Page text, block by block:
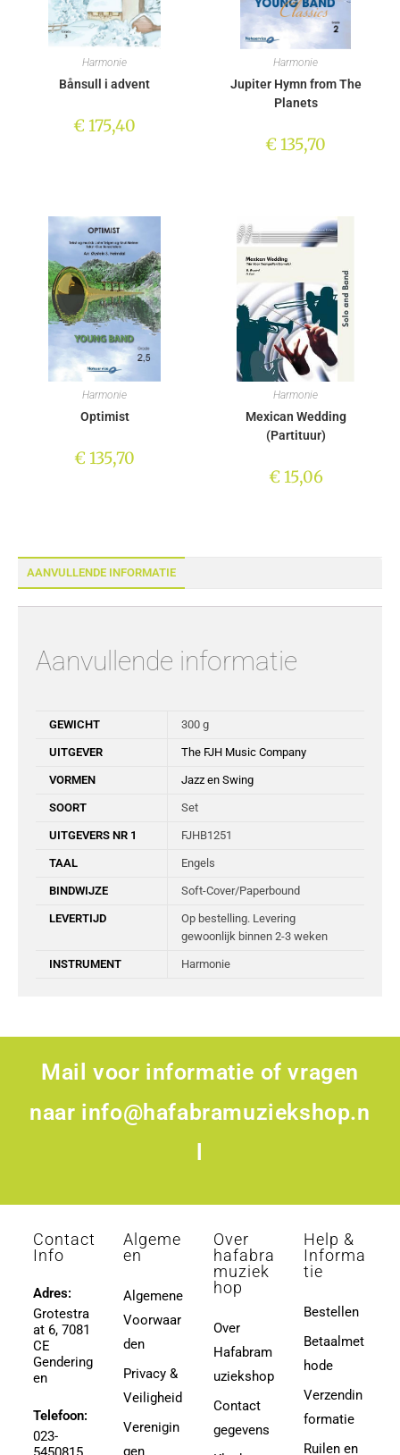
AANVULLENDE INFORMATIE
Aanvullende informatie
GEWICHT 300 g
UITGEVER The FJH Music Company
VORMEN Jazz en Swing
SOORT Set
UITGEVERS NR 1 FJHB1251
TAAL Engels
BINDWIJZE Soft-Cover/Paperbound
LEVERTIJD
Op bestelling. Levering
gewoonlijk binnen 2-3 weken
INSTRUMENT Harmonie
Harmonie
Bånsull i advent
€175,40
Harmonie
Jupiter Hymn from The
Planets
€135,70
Harmonie
Optimist
€135,70
Harmonie
Mexican Wedding
(Partituur)
€15,06
Mail voor informatie of vragen
naar info@hafabramuziekshop.n
Contact
Info
Adres:
Grotestra
at 6, 7081
CE
Gendering
en
Telefoon:
023-
Algeme
en
Algemene
Voorwaar
den
Privacy &
Veiligheid
Verenigin
gen
Over
hafabra
muziek
hop
Over
Hafabram
uziekshop
Contact
gegevens
Help &
Informa
tie
Bestellen
Betaalmet
hode
Verzendin
formatie
Ruilen en